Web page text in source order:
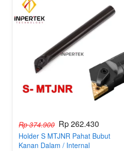
Rp 374.900 Rp 262.430
Holder S MTJNR Pahat Bubut
Kanan Dalam / Internal